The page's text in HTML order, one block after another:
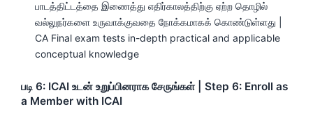
பாடத்திட்டத்தை இணைத்து எதிர்காலத்திற்கு ஏற்ற தொழில்
வல்லுநர்களை உருவாக்குவதை நோக்கமாகக் கொண்டுள்ளது |
CA Final exam tests in-depth practical and applicable
conceptual knowledge
படி 6: ICAI உடன் உறுப்பினராக சேருங்கள் | Step 6: Enroll as
a Member with ICAI